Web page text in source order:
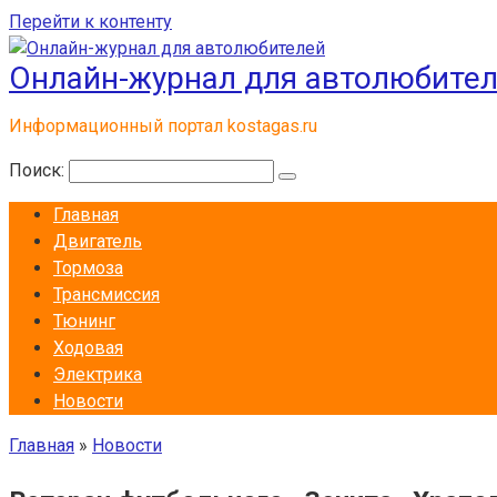
Перейти к контенту
Онлайн-журнал для
Информационный портал kostagas.ru
Поиск:
Главная
Двигатель
Тормоза
Трансмиссия
Тюнинг
Ходовая
Электрика
Новости
Главная » Новости